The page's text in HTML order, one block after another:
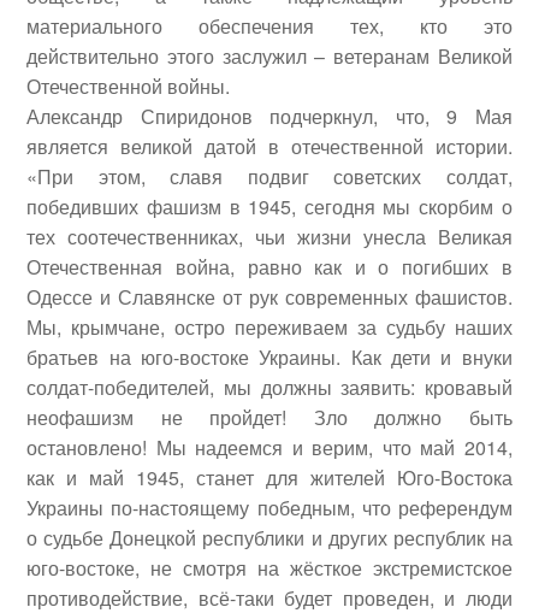
материального обеспечения тех, кто это
действительно этого заслужил – ветеранам Великой
Отечественной войны.
Александр Спиридонов подчеркнул, что, 9 Мая
является великой датой в отечественной истории.
«При этом, славя подвиг советских солдат,
победивших фашизм в 1945, сегодня мы скорбим о
тех соотечественниках, чьи жизни унесла Великая
Отечественная война, равно как и о погибших в
Одессе и Славянске от рук современных фашистов.
Мы, крымчане, остро переживаем за судьбу наших
братьев на юго-востоке Украины. Как дети и внуки
солдат-победителей, мы должны заявить: кровавый
неофашизм не пройдет! Зло должно быть
остановлено! Мы надеемся и верим, что май 2014,
как и май 1945, станет для жителей Юго-Востока
Украины по-настоящему победным, что референдум
о судьбе Донецкой республики и других республик на
юго-востоке, не смотря на жёсткое экстремистское
противодействие, всё-таки будет проведен, и люди